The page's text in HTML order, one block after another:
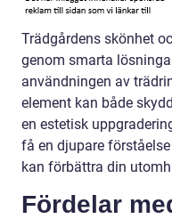
Trädgårdens skönhet
genom smarta
användningen av
element kan både
en estetisk
få en djupare
kan förbättra din
Fördelar